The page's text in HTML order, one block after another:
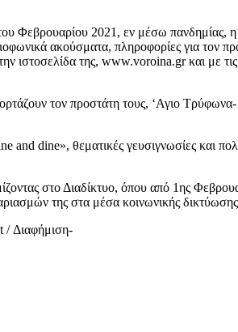
2021, εν μέσω πανδημίας, η
ακούσματα, πληροφορίες για τον
της, www.voroina.gr και με
τον προστάτη τους, ‘Αγιο
and dine», θεματικές γευσιγνωσίες και
στο Διαδίκτυο, όπου από 1ης
της στα μέσα κοινωνικής
/ Διαφήμιση-